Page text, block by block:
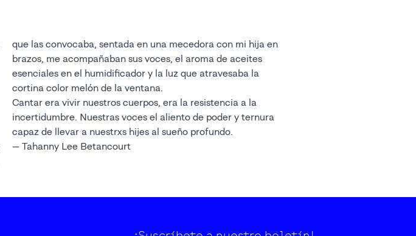
que las convocaba, sentada en una mecedora con mi hija en
brazos, me acompañaban sus voces, el aroma de aceites
esenciales en el humidificador y la luz que atravesaba la
cortina color melón de la ventana.
Cantar era vivir nuestros cuerpos, era la resistencia a la
incertidumbre. Nuestras voces el aliento de poder y ternura
capaz de llevar a nuestrxs hijes al sueño profundo.
— Tahanny Lee Betancourt